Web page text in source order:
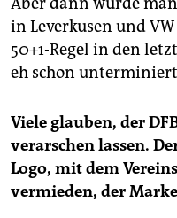
in Leverkusen und
50+1-Regel in den
eh schon
Viele glauben, der
verarschen lassen.
Logo, mit dem
vermieden, der